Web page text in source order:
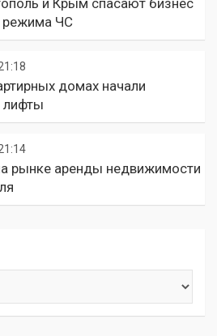
режима ЧС
домах начали
лифты
рынке аренды недвижимости